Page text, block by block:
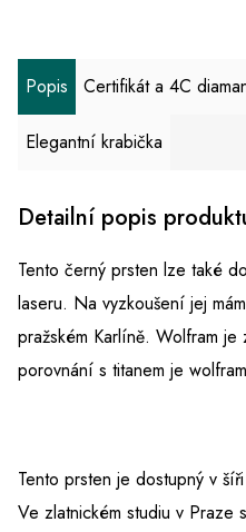
Popis Certifikát a 4C
Elegantní krabička
Detailní popis
Tento černý prsten lze také
laseru. Na vyzkoušení jej
pražském Karlíně. Wolfram je
porovnání s titanem je
Tento prsten je dostupný v
Ve zlatnickém studiu v Praze